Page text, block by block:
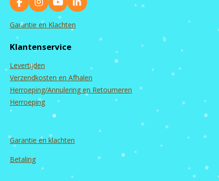
F
a
c
o
k
I
n
s
g
a
m
Y
o
u
b
L
i
Garantie en Klachten
Klantenservice
Levertijden
Verzendkosten en Afhalen
Herroeping/Annulering en Retourneren
Herroeping
Garantie en klachten
Betaling